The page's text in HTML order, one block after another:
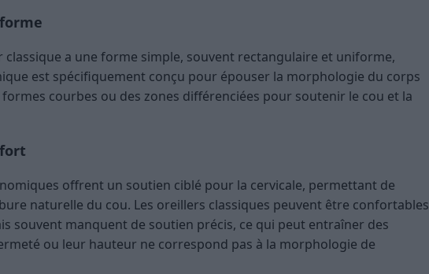
classique a une forme simple, souvent rectangulaire et uniforme,
est spécifiquement conçu pour épouser la morphologie du corps
formes courbes ou des zones différenciées pour soutenir le cou et la
offrent un soutien ciblé pour la cervicale, permettant de
naturelle du cou. Les oreillers classiques peuvent être confortables
souvent manquent de soutien précis, ce qui peut entraîner des
ou leur hauteur ne correspond pas à la morphologie de